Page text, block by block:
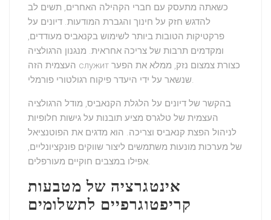
כשאתה מתעסק עם חברי הקהילה האחרים, תשים לב
להדגש חזק על חינוך והגברת המודעות. דיונים על
פרקטיקות הטובות ביותר לשימוש בקנאביס מעודדים,
ומקדמים תרבות של צריכה אחראית. מנגנון הרגולציה
העצמית הזה служит כצורת צמצום נזק, ממלא את הפער
שנשאר על ידי היעדר פיקוח רגולטורי פורמלי.
בהקשר של דיונים על הלגלת הקנאביס, מודל הרגולציה
העצמית של טלגרס מציע תובנות על גישות חלופיות
לניהול הפצת קנאביס וצריכה. הוא מדגים את הפוטנציאל
של מערכות מונעות משתמשים ליצור שווקים פונקציונליים,
אפילו במצבים חוקיים מעורפלים.
אינטגרציה של מטבעות
קריפטוגרפיים לתשלומים